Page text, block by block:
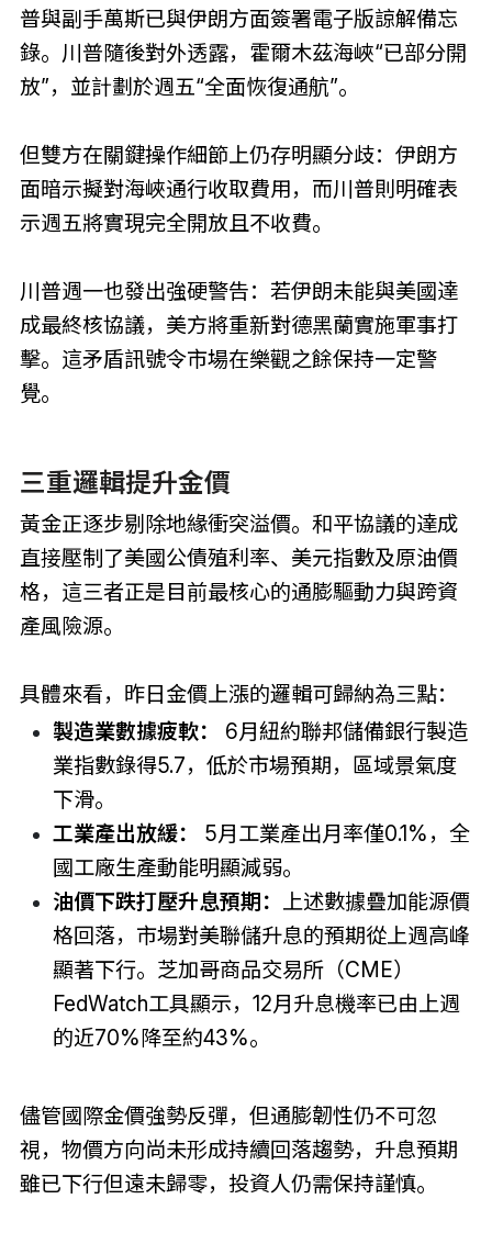
普與副手萬斯已與伊朗方面簽署電子版諒解備忘
錄。川普隨後對外透露，霍爾木茲海峽“已部分開
放”，並計劃於週五“全面恢復通航”。
但雙方在關鍵操作細節上仍存明顯分歧：伊朗方
面暗示擬對海峽通行收取費用，而川普則明確表
示週五將實現完全開放且不收費。
川普週一也發出強硬警告：若伊朗未能與美國達
成最終核協議，美方將重新對德黑蘭實施軍事打
擊。這矛盾訊號令市場在樂觀之餘保持一定警
覺。
三重邏輯提升金價
黃金正逐步剔除地緣衝突溢價。和平協議的達成
直接壓制了美國公債殖利率、美元指數及原油價
格，這三者正是目前最核心的通膨驅動力與跨資
產風險源。
具體來看，昨日金價上漲的邏輯可歸納為三點：
製造業數據疲軟：
6月紐約聯邦儲備銀行製造
業指數錄得5.7，低於市場預期，區域景氣度
下滑。
工業產出放緩：
5月工業產出月率僅0.1%，全
國工廠生產動能明顯減弱。
油價下跌打壓升息預期： 上述數據疊加能源價
格回落，市場對美聯儲升息的預期從上週高峰
顯著下行。芝加哥商品交易所（CME）
FedWatch工具顯示，12月升息機率已由上週
的近70%降至約43%。
儘管國際金價強勢反彈，但通膨韌性仍不可忽
視，物價方向尚未形成持續回落趨勢，升息預期
雖已下行但遠未歸零，投資人仍需保持謹慎。